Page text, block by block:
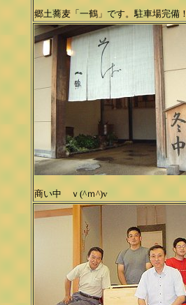
郷土蕎麦「一鶴」です。駐車場完備！
商い中 ｖ(^ｍ^)v